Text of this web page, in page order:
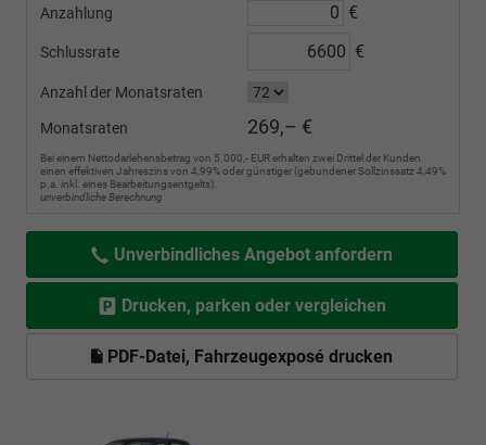
Anzahlung €
Schlussrate €
Anzahl der Monatsraten
Monatsraten 269,– €
Bei einem Nettodarlehensbetrag von 5.000,- EUR erhalten zwei Drittel der Kunden
einen effektiven Jahreszins von 4,99% oder günstiger (gebundener Sollzinssatz 4,49%
p.a. inkl. eines Bearbeitungsentgelts).
unverbindliche Berechnung
Unverbindliches Angebot anfordern
Drucken, parken oder vergleichen
PDF-Datei, Fahrzeugexposé drucken